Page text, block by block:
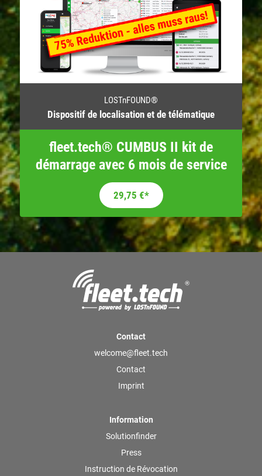
LOSTnFOUND®
Dispositif de localisation et de télématique
fleet.tech® CUMBUS II kit de
démarrage avec 6 mois de service
Le prix initial était : 169,00 €.
29,75 €Le prix actuel est : 29,75 €.
*
Contact
welcome@fleet.tech
Contact
Imprint
Information
Solutionfinder
Press
Instruction de Révocation